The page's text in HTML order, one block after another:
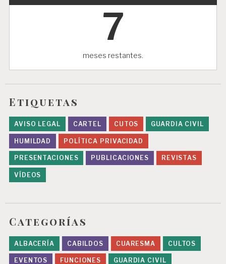
7
meses restantes.
Etiquetas
AVISO LEGAL CARTEL CUTOS GUARDIA CIVIL
HUMILDAD POLÍTICA PRIVACIDAD
PRESENTACIONES PUBLICACIONES REVISTAS
VÍDEOS
Categorías
ALBACERÍA CABILDOS CUARESMA CULTOS
EVENTOS FUNCIONES GUARDIA CIVIL